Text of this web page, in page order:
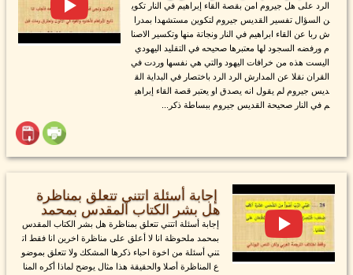
الرد على هل جيروم امن بقصة القاء إبراهيم في النار تكوي
ن السؤال تفسير القديس جيروم لتكوين مستشهدا بمدرا
ش ربا عن القاء ابراهيم في النار ونجاتة منها وتكسير الاصنا
م ورفضه السجود لها معتبرها صحيحه في التقليد اليهودي
اليست هذه من خرافات اليهود والتي هي نفسها وردت في
القران نقلا عن المدارش الرد الرد باختصار في البداية الق
ديس جيروم لم يقول انه يصدق او يعتبر قصة القاء إبراهي
م في النار صحيحة القديس جيروم ببساطة ذكر...
إجابة أسئلة اتتني تتعلق بمناظرة
هل بشر الكتاب المقدس بمحمد
إجابة أسئلة اتتني تتعلق بمناظرة هل بشر الكتاب المقدس
بمحمد ملحوظة انا لا أعلق على مناظرة اخرين انا فقط ات
تني أسئلة من اخوة احباء ذكرها المشكك ولا تتعلق بموضو
ع المناظرة أصلا والحقيقة هذا مثال يوضح لماذا أكره المنا